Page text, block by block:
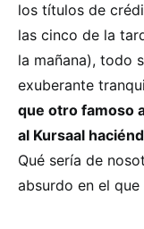
los títulos de
las cinco de la
la mañana), todo
exuberante
que otro famoso
al Kursaal
Qué sería de
absurdo en el